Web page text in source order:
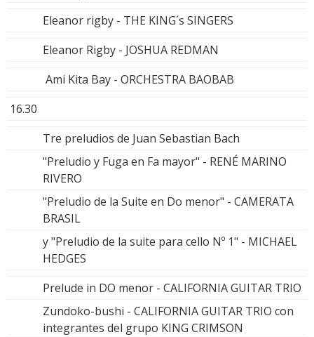
Eleanor rigby - THE KING´s SINGERS
Eleanor Rigby - JOSHUA REDMAN
Ami Kita Bay - ORCHESTRA BAOBAB
16.30
Tre preludios de Juan Sebastian Bach
"Preludio y Fuga en Fa mayor" - RENÉ MARINO
RIVERO
"Preludio de la Suite en Do menor" - CAMERATA
BRASIL
y "Preludio de la suite para cello Nº 1" - MICHAEL
HEDGES
Prelude in DO menor - CALIFORNIA GUITAR TRIO
Zundoko-bushi - CALIFORNIA GUITAR TRIO con
integrantes del grupo KING CRIMSON